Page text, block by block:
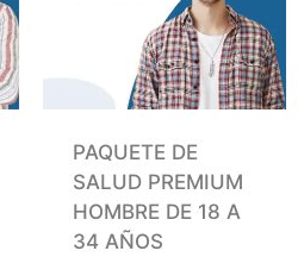
PAQUETE DE
SALUD PREMIUM
HOMBRE DE 18 A
34 AÑOS